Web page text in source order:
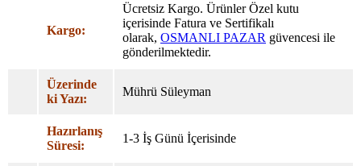
Kargo:
Ücretsiz Kargo. Ürünler Özel kutu
içerisinde Fatura ve Sertifikalı
olarak, OSMANLI PAZAR güvencesi ile
gönderilmektedir.
Üzerinde
ki Yazı:
Mührü Süleyman
Hazırlanış
Süresi:
1-3 İş Günü İçerisinde